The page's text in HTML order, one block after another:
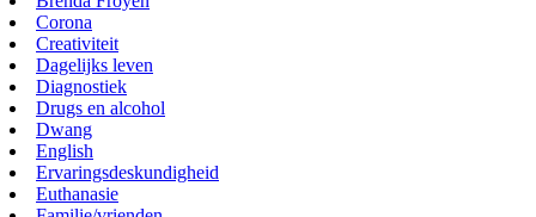
Corona
Creativiteit
Dagelijks leven
Diagnostiek
Drugs en alcohol
Dwang
English
Ervaringsdeskundigheid
Euthanasie